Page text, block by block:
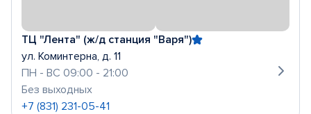
ТЦ "Лента" (ж/д станция "Варя")
ул. Коминтерна, д. 11
ПН - ВС 09:00 - 21:00
Без выходных
+7 (831) 231-05-41